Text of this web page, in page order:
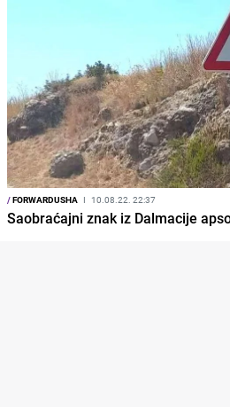
/FORWARDUSHA I 10.08.22. 22:37
Saobraćajni znak iz Dalmacije